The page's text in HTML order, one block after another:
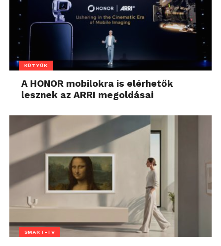
KÜTYÜK
A HONOR mobilokra is elérhetők
lesznek az ARRI megoldásai
SMART-TV